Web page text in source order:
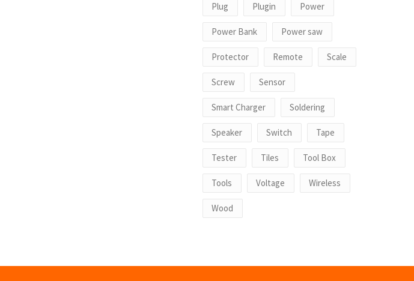
Plug Plugin Power
Power Bank Power saw
Protector Remote Scale
Screw Sensor
Smart Charger Soldering
Speaker Switch Tape
Tester Tiles Tool Box
Tools Voltage Wireless
Wood